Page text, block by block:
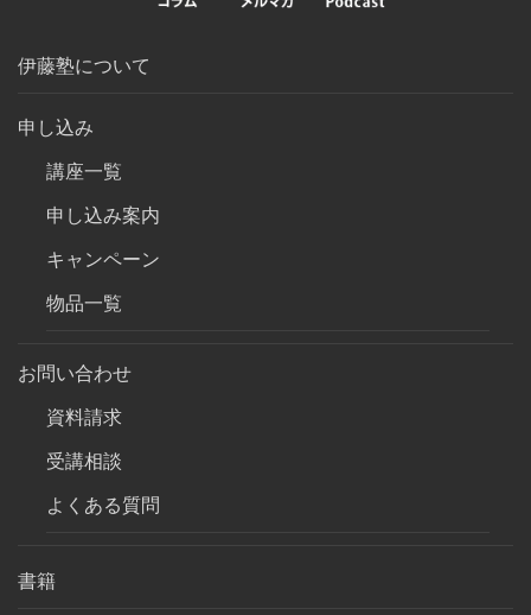
伊藤塾について
申し込み
講座一覧
申し込み案内
キャンペーン
物品一覧
お問い合わせ
資料請求
受講相談
よくある質問
書籍